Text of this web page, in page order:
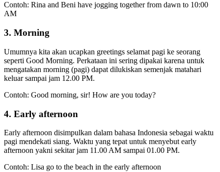
Contoh: Rina and Beni have jogging together from dawn to 10:00
AM
3. Morning
Umumnya kita akan ucapkan greetings selamat pagi ke seorang
seperti Good Morning. Perkataan ini sering dipakai karena untuk
mengatakan morning (pagi) dapat dilukiskan semenjak matahari
keluar sampai jam 12.00 PM.
Contoh: Good morning, sir! How are you today?
4. Early afternoon
Early afternoon disimpulkan dalam bahasa Indonesia sebagai waktu
pagi mendekati siang. Waktu yang tepat untuk menyebut early
afternoon yakni sekitar jam 11.00 AM sampai 01.00 PM.
Contoh: Lisa go to the beach in the early afternoon